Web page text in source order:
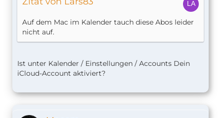
Auf dem Mac im Kalender tauch diese Abos leider
nicht auf.
Ist unter Kalender / Einstellungen / Accounts Dein
iCloud-Account aktiviert?